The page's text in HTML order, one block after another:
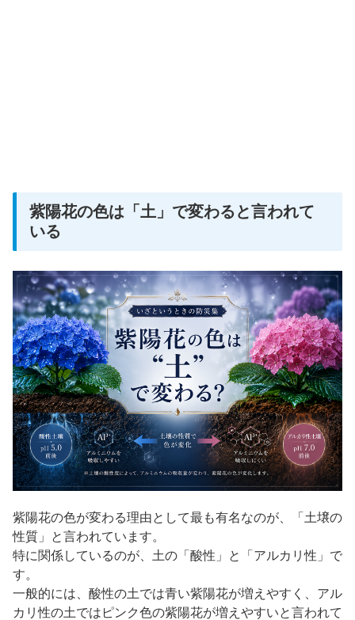
紫陽花の色は「土」で変わると言われて
いる
紫陽花の色が変わる理由として最も有名なのが、「土壌の
性質」と言われています。
特に関係しているのが、土の「酸性」と「アルカリ性」で
す。
一般的には、酸性の土では青い紫陽花が増えやすく、アル
カリ性の土ではピンク色の紫陽花が増えやすいと言われて